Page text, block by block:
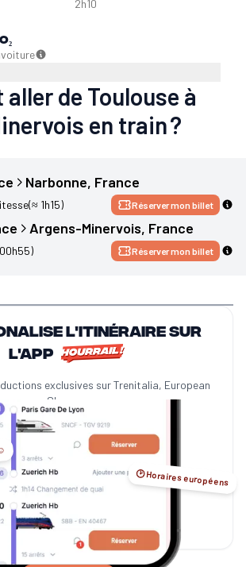
2h10
voiture
de Toulouse à
en train ?
Narbonne, France
(≈ 1h15) Réserver mon billet
Argens-Minervois, France
Réserver mon billet
l'itinéraire sur
l'app
exclusives sur Trenitalia, European
Sleeper...
🕑 Horaires européens